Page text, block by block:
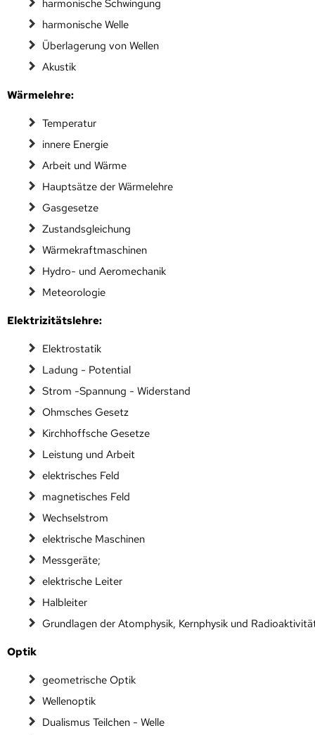
harmonische Schwingung
harmonische Welle
Überlagerung von Wellen
Akustik
Wärmelehre:
Temperatur
innere Energie
Arbeit und Wärme
Hauptsätze der Wärmelehre
Gasgesetze
Zustandsgleichung
Wärmekraftmaschinen
Hydro- und Aeromechanik
Meteorologie
Elektrizitätslehre:
Elektrostatik
Ladung - Potential
Strom -Spannung - Widerstand
Ohmsches Gesetz
Kirchhoffsche Gesetze
Leistung und Arbeit
elektrisches Feld
magnetisches Feld
Wechselstrom
elektrische Maschinen
Messgeräte;
elektrische Leiter
Halbleiter
Grundlagen der Atomphysik, Kernphysik und
Optik
geometrische Optik
Wellenoptik
Dualismus Teilchen - Welle